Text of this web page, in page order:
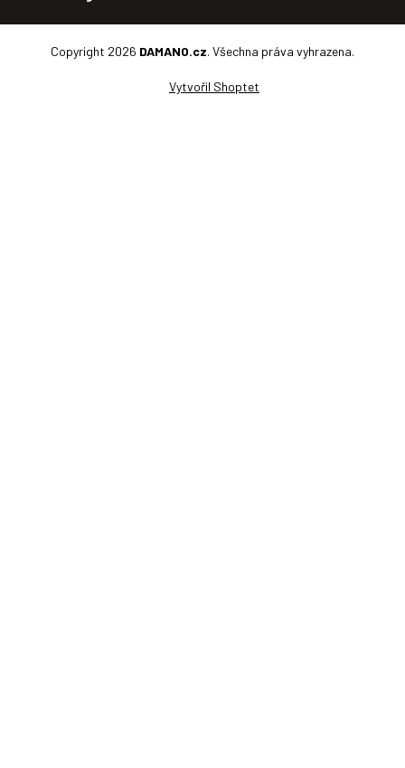
Vytvořil Shoptet
Copyright 2026 DAMANO.cz. Všechna práva vyhrazena.